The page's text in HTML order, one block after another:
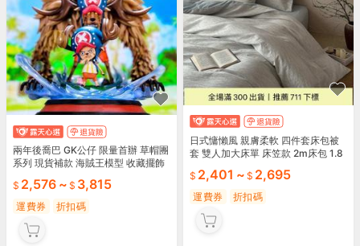
兩年後喬巴 GK公仔 限量首辦 草帽團
系列 現貨補款 海賊王模型 收藏擺飾
2,576 ~ 3,815
運費券 折扣碼
日式慵懶風 親膚柔軟 四件套床包被
套 雙人加大床單 床笠款 2m床包 1.8
2,401 ~ 2,695
運費券 折扣碼